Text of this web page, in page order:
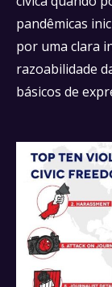
pandêmicas
por uma clara
razoabilidade
básicos de